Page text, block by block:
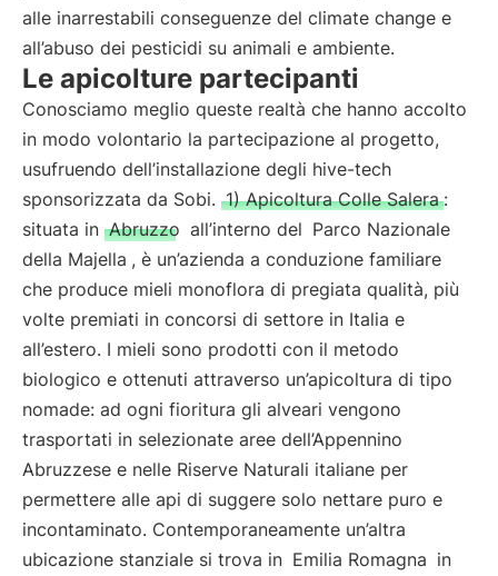
alle inarrestabili conseguenze del climate change e
all’abuso dei pesticidi su animali e ambiente.
Le apicolture partecipanti
Conosciamo meglio queste realtà che hanno accolto
in modo volontario la partecipazione al progetto,
usufruendo dell’installazione degli hive-tech
sponsorizzata da Sobi. 1) Apicoltura Colle Salera :
situata in Abruzzo all’interno del Parco Nazionale
della Majella , è un’azienda a conduzione familiare
che produce mieli monoflora di pregiata qualità, più
volte premiati in concorsi di settore in Italia e
all’estero. I mieli sono prodotti con il metodo
biologico e ottenuti attraverso un’apicoltura di tipo
nomade: ad ogni fioritura gli alveari vengono
trasportati in selezionate aree dell’Appennino
Abruzzese e nelle Riserve Naturali italiane per
permettere alle api di suggere solo nettare puro e
incontaminato. Contemporaneamente un’altra
ubicazione stanziale si trova in Emilia Romagna in